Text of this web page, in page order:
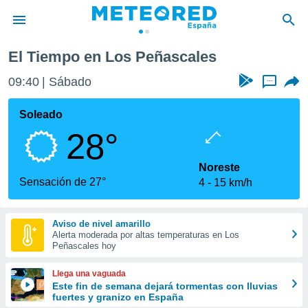
de
por
que se
calidad.
a este
las
y
forma
digital
basada
El Tiempo en Los Peñascales
09:40 Sábado ...
Soleado
28°
Sensación de 27°
Noreste
4
15 km/h
Aviso de nivel amarillo
Alerta moderada por altas temperaturas en Los
Peñascales hoy
Llega una vaguada
Este fin de semana dejará tormentas con lluvias
fuertes y granizo en España